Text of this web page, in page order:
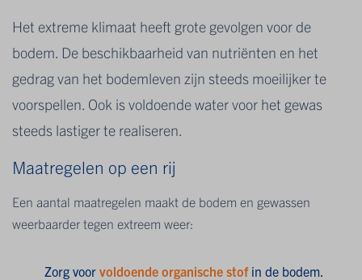
Het extreme klimaat heeft grote gevolgen voor de
bodem. De beschikbaarheid van nutriënten en het
gedrag van het bodemleven zijn steeds moeilijker te
voorspellen. Ook is voldoende water voor het gewas
steeds lastiger te realiseren.
Maatregelen op een rij
Een aantal maatregelen maakt de bodem en gewassen
weerbaarder tegen extreem weer:
Zorg voor voldoende organische stof in de bodem.